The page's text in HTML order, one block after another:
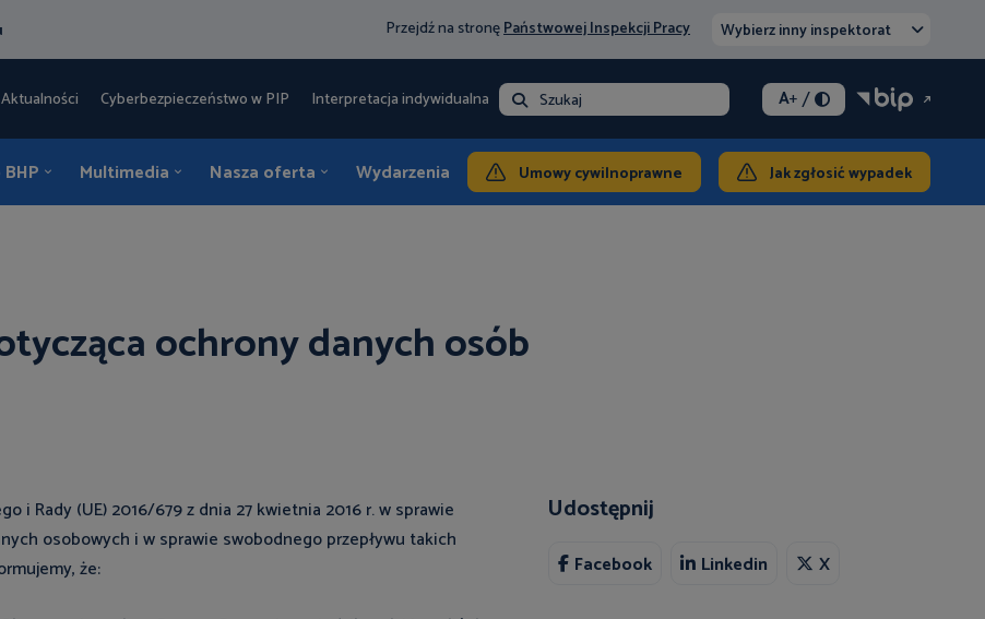
Przejdź na stronęPaństwowej Inspekcji Pracy Wybierz inny inspektorat
Aktualności Cyberbezpieczeństwo w PIP Interpretacja indywidualna - opłataSzukaj A+/
Multimedia Nasza oferta Wydarzenia KontaktUmowy cywilnoprawne Jak zgłosić wypadek
ochrony danych osób
i Rady (UE) 2016/679 z dnia 27 kwietnia 2016 r. w sprawie
osobowych i w sprawie swobodnego przepływu takich
że:
Udostępnij
Facebook Linkedin X